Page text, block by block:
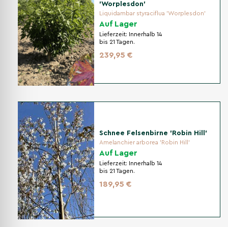
'Worplesdon'
Liquidambar styraciflua 'Worplesdon'
Auf Lager
Lieferzeit:
Innerhalb 14
bis 21 Tagen.
239,95 €
Schnee Felsenbirne 'Robin Hill'
Amelanchier arborea 'Robin Hill'
Auf Lager
Lieferzeit:
Innerhalb 14
bis 21 Tagen.
189,95 €